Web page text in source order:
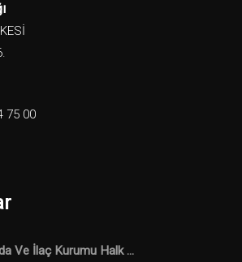
75 00
Ve İlaç Kurumu Halk ...